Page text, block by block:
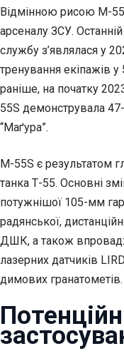
Відмінною рисою M-
арсеналу ЗСУ.
службу з’являлася у
тренування екіпажів
раніше, на початку
55S демонструвала
“Маґура”.
M-55S є результатом
танка Т-55. Основні
потужнішої 105-мм
радянської,
ДШК, а також
лазерних датчиків
димових гранатометів.